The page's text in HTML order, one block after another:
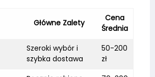
Główne Zalety
Cena
Średnia
Szeroki wybór i
szybka dostawa
50-200
zł